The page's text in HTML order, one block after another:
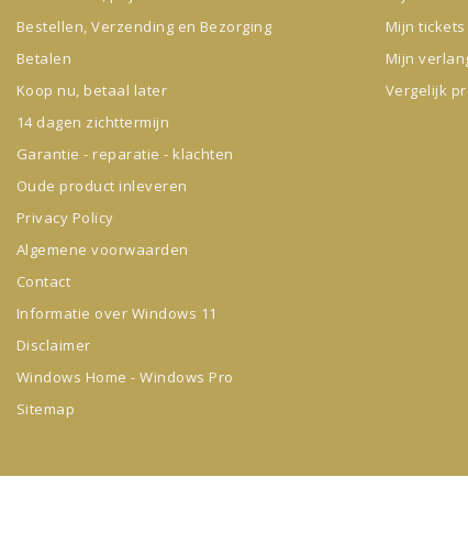
Bestellen, Verzending en Bezorging
Betalen
Koop nu, betaal later
14 dagen zichttermijn
Garantie - reparatie - klachten
Oude product inleveren
Privacy Policy
Algemene voorwaarden
Contact
Informatie over Windows 11
Disclaimer
Windows Home - Windows Pro
Sitemap
Mijn tickets
Mijn
Vergelijk